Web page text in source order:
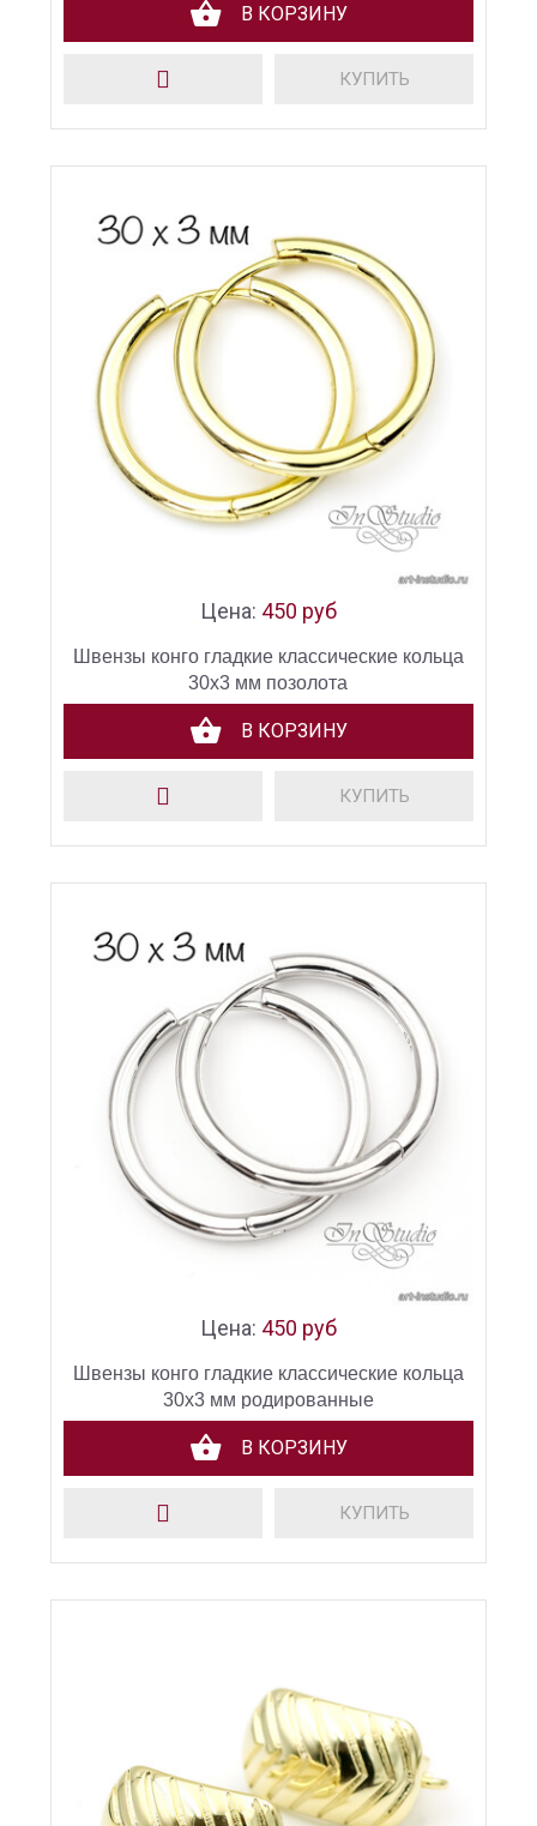
В КОРЗИНУ
КУПИТЬ
Цена: 450 руб
Швензы конго гладкие классические кольца
30х3 мм позолота
В КОРЗИНУ
КУПИТЬ
Цена: 450 руб
Швензы конго гладкие классические кольца
30х3 мм родированные
В КОРЗИНУ
КУПИТЬ